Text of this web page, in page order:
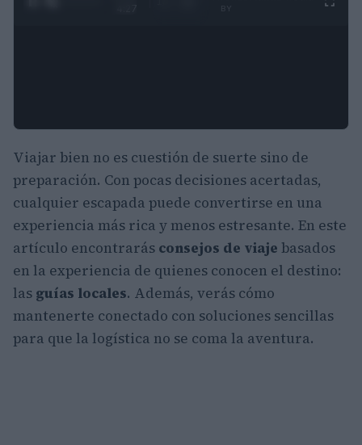
Viajar bien no es cuestión de suerte sino de
preparación. Con pocas decisiones acertadas,
cualquier escapada puede convertirse en una
experiencia más rica y menos estresante. En este
artículo encontrarás consejos de viaje basados
en la experiencia de quienes conocen el destino:
las guías locales. Además, verás cómo
mantenerte conectado con soluciones sencillas
para que la logística no se coma la aventura.